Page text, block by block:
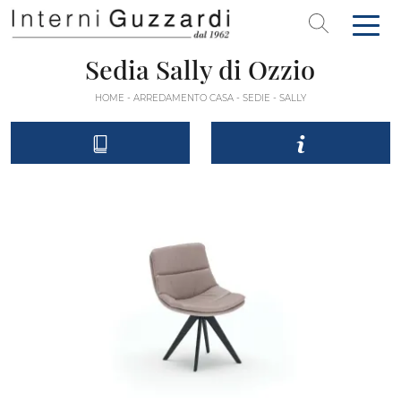
Sedia Sally di Ozzio
HOME - ARREDAMENTO CASA - SEDIE - SALLY